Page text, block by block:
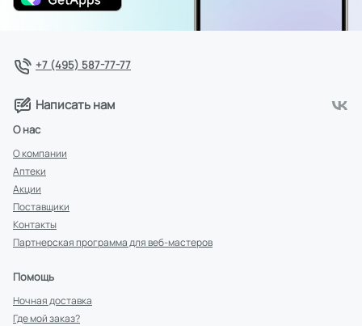
+7 (495) 587-77-77
Написать нам
О нас
О компании
Аптеки
Акции
Поставщики
Контакты
Партнерская программа для веб-мастеров
Помощь
Ночная доставка
Где мой заказ?